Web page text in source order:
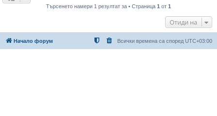
Търсенето намери 1 резултат за • Страница 1 от 1
Отиди на
Начало форум Всички времена са според UTC+03:00